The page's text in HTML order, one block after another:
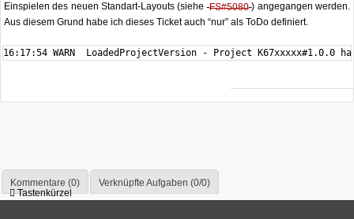
Einspielen des neuen Standart-Layouts (siehe FS#5080 ) angegangen werden.
Aus diesem Grund habe ich dieses Ticket auch “nur” als ToDo definiert.
16:17:54 WARN  LoadedProjectVersion - Project
Kommentare (0)
Verknüpfte Aufgaben (0/0)
Tastenkürzel